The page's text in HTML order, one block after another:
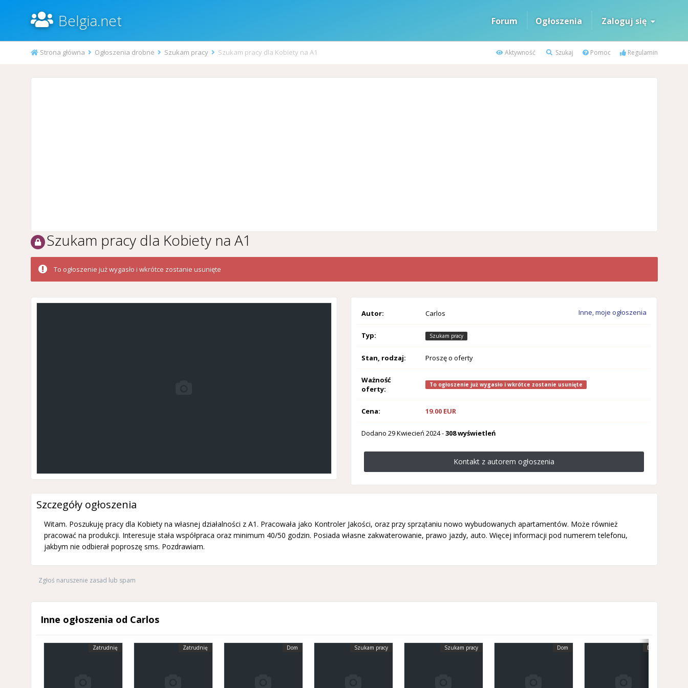
Belgia.net Forum Ogłoszenia Zaloguj się
Aktywność Szukaj Pomoc Regulamin
Strona główna Ogłoszenia drobne Szukam pracy Szukam pracy dla Kobiety na A1
Szukam pracy dla Kobiety na A1
To ogłoszenie już wygasło i wkrótce zostanie usunięte
Autor: Carlos Inne, moje ogłoszenia
Typ: Szukam pracy
Stan, rodzaj: Proszę o oferty
Ważność
oferty:
To ogłoszenie już wygasło i wkrótce zostanie usunięte
Cena: 19.00 EUR
Dodano29 Kwiecień 2024-308 wyświetleń
Kontakt z autorem ogłoszenia
Szczegóły ogłoszenia
Witam. Poszukuję pracy dla Kobiety na własnej działalności z A1. Pracowała jako Kontroler Jakości, oraz przy sprzątaniu nowo wybudowanych apartamentów. Może również
pracować na produkcji. Interesuje stała współpraca oraz minimum 40/50 godzin. Posiada własne zakwaterowanie, prawo jazdy, auto. Więcej informacji pod numerem telefonu,
jakbym nie odbierał poproszę sms. Pozdrawiam.
Zgłoś naruszenie zasad lub spam
Inne ogłoszenia od Carlos
Zatrudnię Zatrudnię Dom Szukam pracy Szukam pracy Dom Dom